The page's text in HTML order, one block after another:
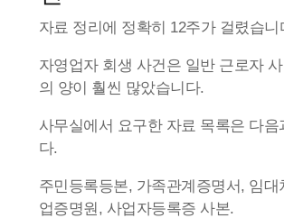
자료 정리에 정확히 12주가 걸렸습니
자영업자 회생 사건은 일반 근로자
의 양이 훨씬 많았습니다.
사무실에서 요구한 자료 목록은 다음
다.
주민등록등본, 가족관계증명서, 임대
업증명원, 사업자등록증 사본.